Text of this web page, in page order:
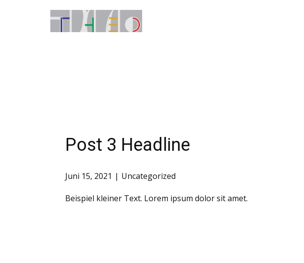
Post 3 Headline
Juni 15, 2021 Uncategorized
Beispiel kleiner Text. Lorem ipsum dolor sit amet.